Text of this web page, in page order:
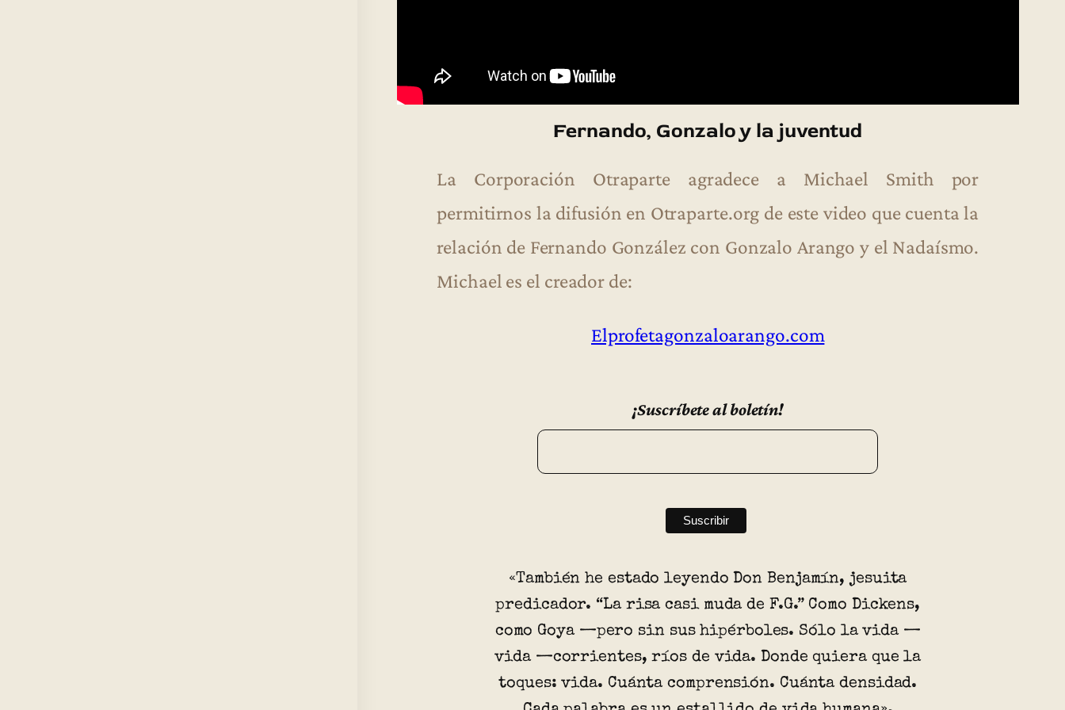
Fernando, Gonzalo y la juventud
La Corporación Otraparte agradece a Michael Smith por
permitirnos la difusión en Otraparte.org de este video que cuenta la
relación de Fernando González con Gonzalo Arango y el Nadaísmo.
Michael es el creador de:
Elprofetagonzaloarango.com
¡Suscríbete al boletín!
«También he estado leyendo Don Benjamín, jesuita
predicador. “La risa casi muda de F.G.” Como Dickens,
como Goya —pero sin sus hipérboles. Sólo la vida —
vida —corrientes, ríos de vida. Donde quiera que la
toques: vida. Cuánta comprensión. Cuánta densidad.